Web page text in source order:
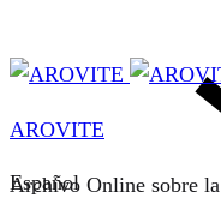
Español
AROVITE
Archivo Online sobre